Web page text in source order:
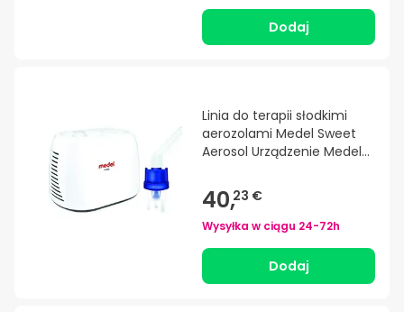
Dodaj
Linia do terapii słodkimi
aerozolami Medel Sweet
Aerosol Urządzenie Medel
40,23 €
Wysyłka w ciągu 24-72h
Dodaj